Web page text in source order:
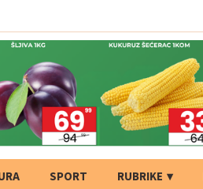
SPORT RUBRIKE